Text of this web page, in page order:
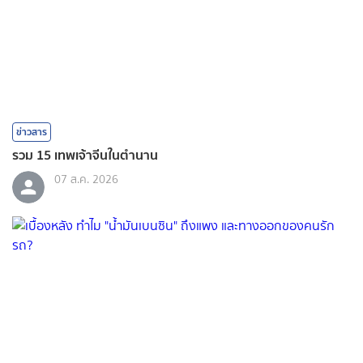
ข่าวสาร
รวม 15 เทพเจ้าจีนในตำนาน
07 ส.ค. 2026